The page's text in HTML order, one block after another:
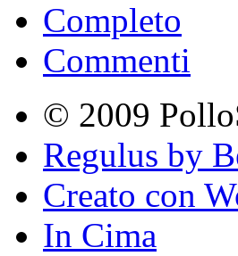
Completo
Commenti
© 2009
Regulus by
Creato con
In Cima